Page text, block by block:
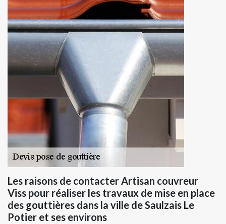
Les raisons de contacter Artisan couvreur
Viss pour réaliser les travaux de mise en place
des gouttières dans la ville de Saulzais Le
Potier et ses environs